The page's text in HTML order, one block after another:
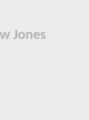
Jones